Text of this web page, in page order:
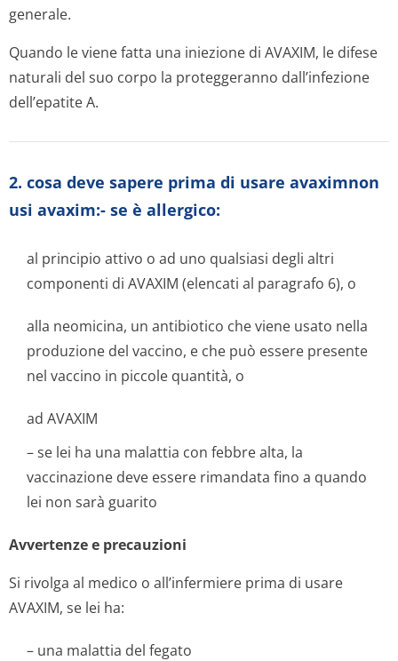
generale.
Quando le viene fatta una iniezione di AVAXIM, le difese
naturali del suo corpo la proteggeranno dall’infezione
dell’epatite A.
2. cosa deve sapere prima di usare avaximnon
usi avaxim:- se è allergico:
al principio attivo o ad uno qualsiasi degli altri
componenti di AVAXIM (elencati al paragrafo 6), o
alla neomicina, un antibiotico che viene usato nella
produzione del vaccino, e che può essere presente
nel vaccino in piccole quantità, o
ad AVAXIM
– se lei ha una malattia con febbre alta, la
vaccinazione deve essere rimandata fino a quando
lei non sarà guarito
Avvertenze e precauzioni
Si rivolga al medico o all’infermiere prima di usare
AVAXIM, se lei ha:
– una malattia del fegato